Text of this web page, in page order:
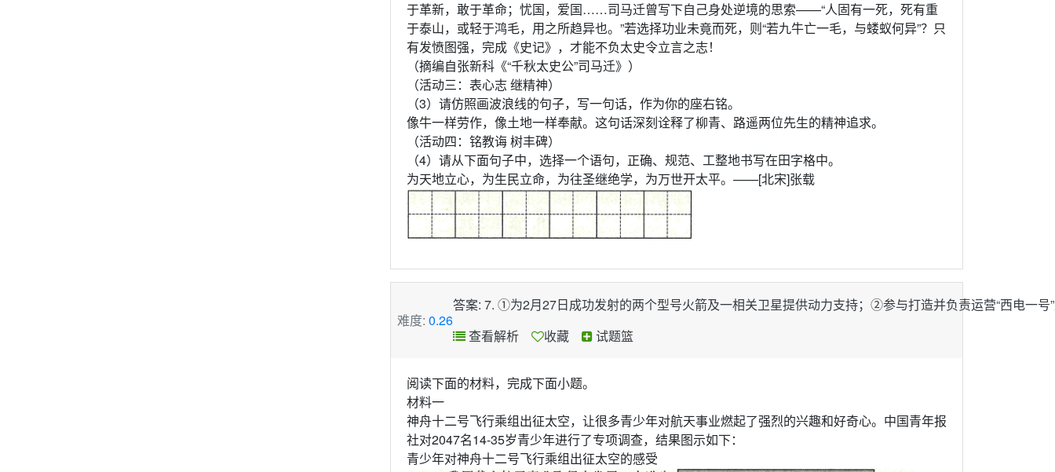
于革新，敢于革命；忧国，爱国……司马迁曾写下自己身处逆境的思索——“人固有一死，死有重
于泰山，或轻于鸿毛，用之所趋异也。”若选择功业未竟而死，则“若九牛亡一毛，与蝼蚁何异”？只
有发愤图强，完成《史记》，才能不负太史令立言之志！
（摘编自张新科《“千秋太史公”司马迁》）
（活动三：表心志 继精神）
（3）请仿照画波浪线的句子，写一句话，作为你的座右铭。
像牛一样劳作，像土地一样奉献。这句话深刻诠释了柳青、路遥两位先生的精神追求。
（活动四：铭教诲 树丰碑）
（4）请从下面句子中，选择一个语句，正确、规范、工整地书写在田字格中。
为天地立心，为生民立命，为往圣继绝学，为万世开太平。——[北宋]张载
难度: 0.26
答案: 7. ①为2月27日成功发射的两个型号火箭及一相关卫星提供动力支持；②参与打造并负责运营“西电一
查看解析
收藏 试题篮
阅读下面的材料，完成下面小题。
材料一
神舟十二号飞行乘组出征太空，让很多青少年对航天事业燃起了强烈的兴趣和好奇心。中国青年报
社对2047名14-35岁青少年进行了专项调查，结果图示如下：
青少年对神舟十二号飞行乘组出征太空的感受